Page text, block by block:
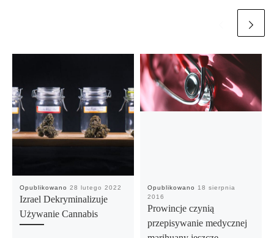
Opublikowano 28 lutego 2022
Izrael Dekryminalizuje
Używanie Cannabis
Opublikowano
18 sierpnia
2016
Prowincje czynią
przepisywanie medycznej